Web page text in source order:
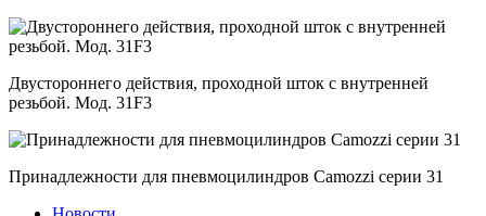
Двустороннего действия, проходной шток с внутренней
резьбой. Мод. 31F3
Принадлежности для пневмоцилиндров Camozzi серии 31